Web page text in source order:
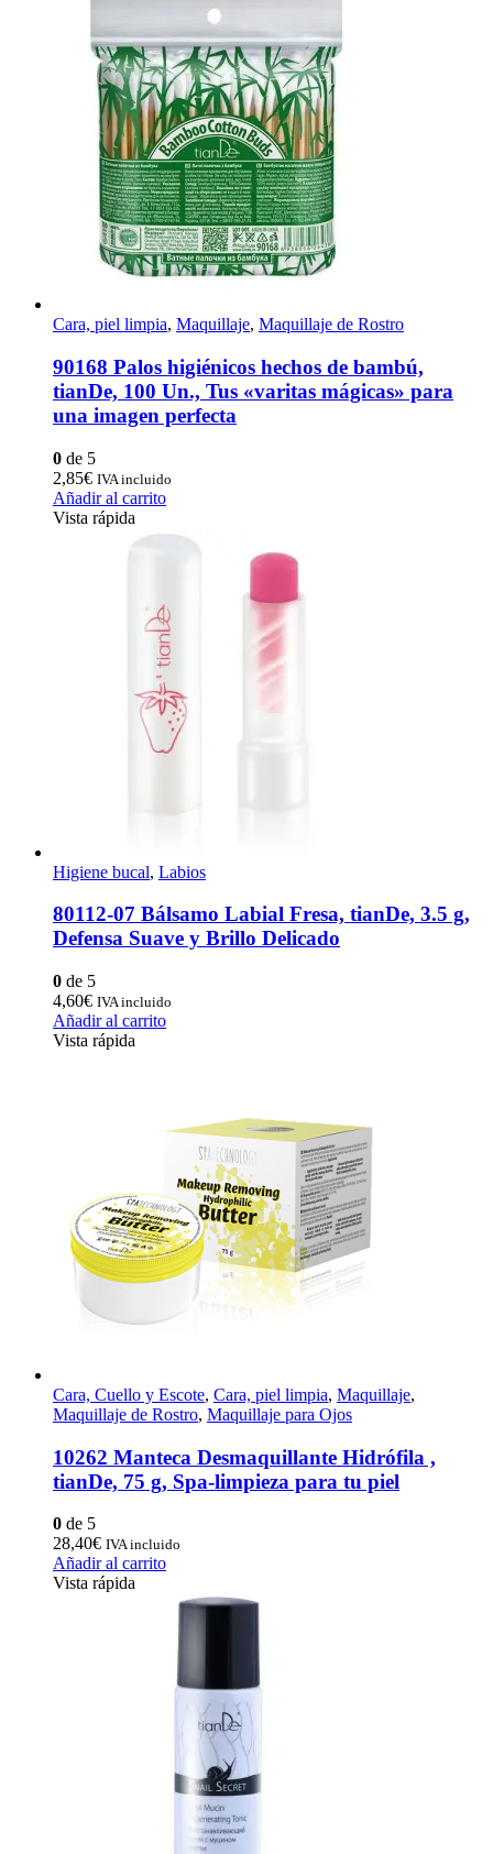
Cara, piel limpia, Maquillaje, Maquillaje de Rostro
90168 Palos higiénicos hechos de bambú,
tianDe, 100 Un., Tus «varitas mágicas» para
una imagen perfecta
0 de 5
2,85€ IVA incluido
Añadir al carrito
Vista rápida
Higiene bucal, Labios
80112-07 Bálsamo Labial Fresa, tianDe, 3.5 g,
Defensa Suave y Brillo Delicado
0 de 5
4,60€ IVA incluido
Añadir al carrito
Vista rápida
Cara, Cuello y Escote, Cara, piel limpia, Maquillaje,
Maquillaje de Rostro, Maquillaje para Ojos
10262 Manteca Desmaquillante Hidrófila ,
tianDe, 75 g, Spa-limpieza para tu piel
0 de 5
28,40€ IVA incluido
Añadir al carrito
Vista rápida